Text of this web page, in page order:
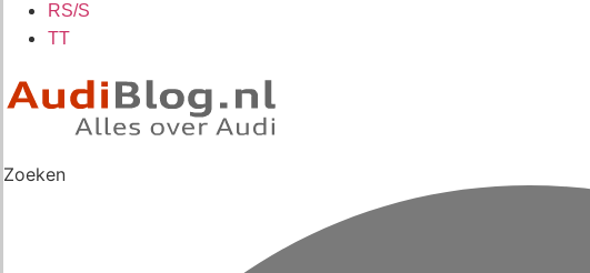
RS/S
TT
Zoeken